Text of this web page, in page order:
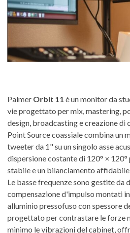
Palmer Orbit 11 è un monitor da
vie progettato per mix, mastering,
design, broadcasting e creazione di
Point Source coassiale combina un
tweeter da 1" su un singolo asse
dispersione costante di 120° ×
stabile e un bilanciamento
Le basse frequenze sono gestite da
compensazione d'impulso montati
alluminio pressofuso con spessore
progettato per contrastare le forze
minimo le vibrazioni del cabinet,